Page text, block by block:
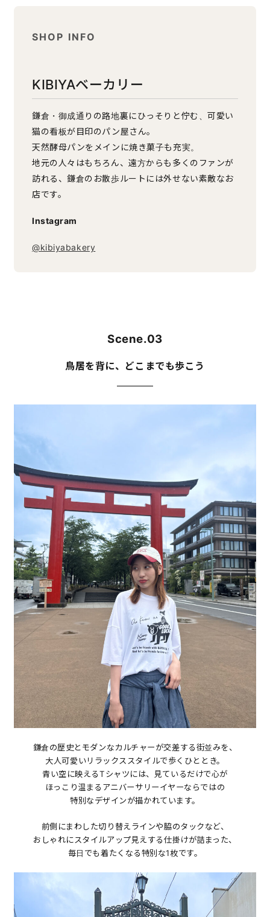
SHOP INFO
KIBIYAベーカリー
鎌倉・御成通りの路地裏にひっそりと佇む、可愛い
猫の看板が目印のパン屋さん。
天然酵母パンをメインに焼き菓子も充実。
地元の人々はもちろん、遠方からも多くのファンが
訪れる、鎌倉のお散歩ルートには外せない素敵なお
店です。
Instagram
@kibiyabakery
Scene.03
鳥居を背に、どこまでも歩こう
鎌倉の歴史とモダンなカルチャーが交差する街並みを、
大人可愛いリラックススタイルで歩くひととき。
青い空に映えるTシャツには、見ているだけで心が
ほっこり温まるアニバーサリーイヤーならではの
特別なデザインが描かれています。
前側にまわした切り替えラインや脇のタックなど、
おしゃれにスタイルアップ見えする仕掛けが詰まった、
毎日でも着たくなる特別な1枚です。